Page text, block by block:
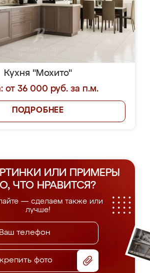
Кухня "Мохито"
от 36 000 руб. за п.м.
ПОДРОБНЕЕ
ИЛИ ПРИМЕРЫ
ЧТО НРАВИТСЯ?
— сделаем также или
лучше!
фото